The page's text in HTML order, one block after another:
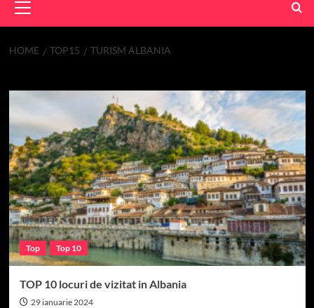
Menu
HOME TOP15 TURISM ALBANIA
Top Top 10
TOP 10 locuri de vizitat in Albania
29 ianuarie 2024